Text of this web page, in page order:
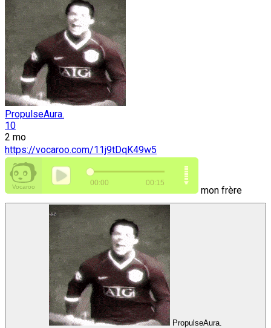
PropulseAura.
10
2 mo
https://vocaroo.com/11j9tDqK49w5
mon frère
PropulseAura.